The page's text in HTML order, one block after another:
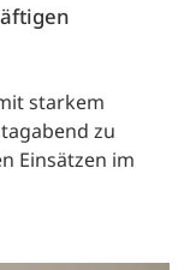
starkem
zu
Einsätzen im